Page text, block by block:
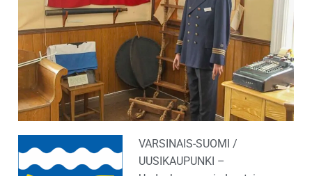
VARSINAIS-SUOMI /
UUSIKAUPUNKI –